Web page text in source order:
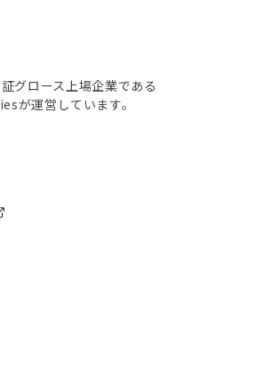
グロース上場企業である
が運営しています。